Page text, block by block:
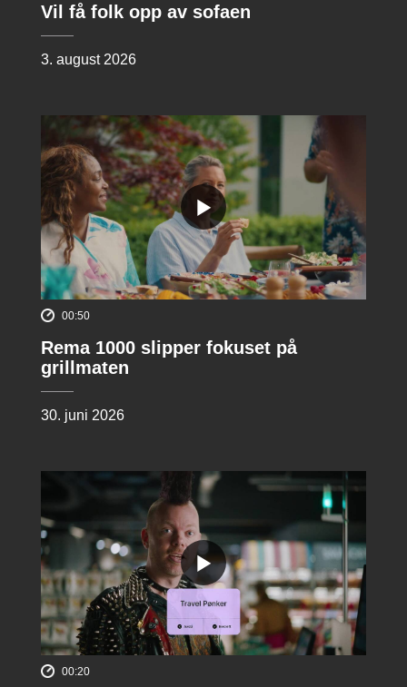
Vil få folk opp av sofaen
3. august 2026
00:50
Rema 1000 slipper fokuset på
grillmaten
30. juni 2026
00:20